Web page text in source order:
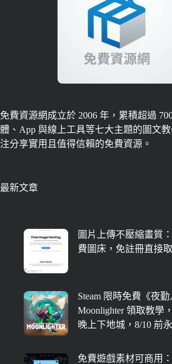
免費資源網成立於 2006 年，累積超過
體、App 與線上工具等七大主題的圖文
注分享實用且值得信賴的免費資源。
最新文章
圖片上傳不壓縮畫質
費圖床，免註冊直接
Steam 限時免費《夜勤
Moonlighter 領取教學
晚上下地城，8/10 前
免費遊戲素材可商用